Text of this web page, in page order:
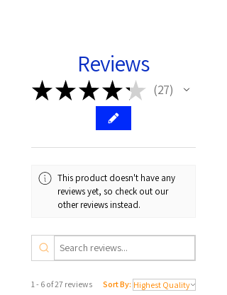
להפסיק את הידיים כשאתה נהנה
מסרטונים, קריאה או פנים.
מחזיק טאבלט שימושי זה לאייפד
רב-זווית מתכווננת
בין 15 ° ל -100 °, תוכלו להתאים את
בסרטונים במצב נוח יותר, קל לשימוש.
Apple iPad 10.2 2019, 2020 חדש
Reviews
★★★★★ 27
27
This product doesn't have any
reviews yet, so check out our
other reviews instead.
1 - 6 of 27 reviews Sort By: